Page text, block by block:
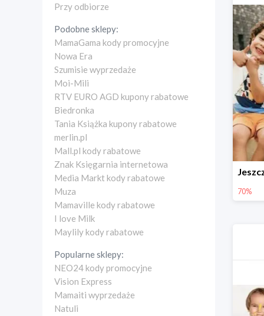
Przy odbiorze
Podobne sklepy:
MamaGama kody promocyjne
Nowa Era
Szumisie wyprzedaże
Moi-Mili
RTV EURO AGD kupony rabatowe
Biedronka
Tania Książka kupony rabatowe
merlin.pl
Mall.pl kody rabatowe
Znak Księgarnia internetowa
Media Markt kody rabatowe
Muza
Mamaville kody rabatowe
I love Milk
Maylily kody rabatowe
Popularne sklepy:
NEO24 kody promocyjne
Vision Express
Mamaiti wyprzedaże
Natuli
70%